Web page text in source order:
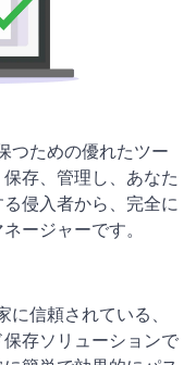
つための優れたツー
存、管理し、あなた
侵入者から、完全に
ージャーです。
信頼されている、
存ソリューションで